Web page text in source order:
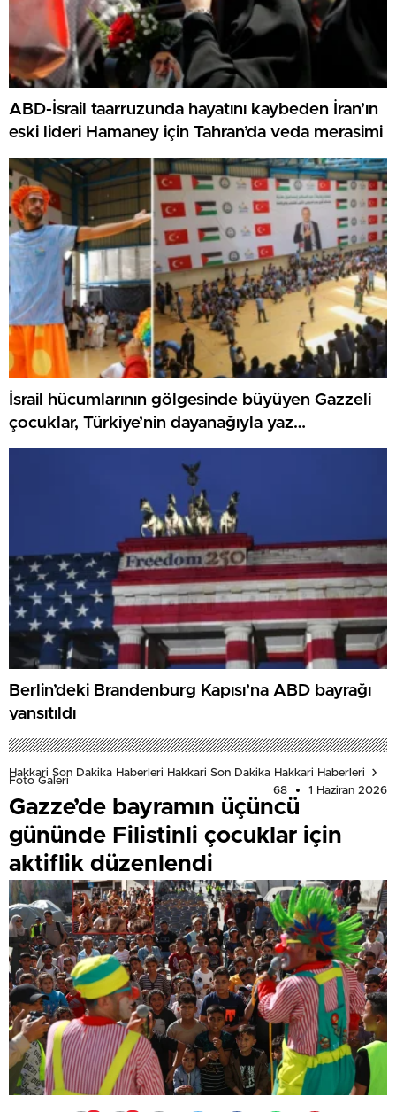
ABD-İsrail taarruzunda hayatını kaybeden İran’ın
eski lideri Hamaney için Tahran’da veda merasimi
İsrail hücumlarının gölgesinde büyüyen Gazzeli
çocuklar, Türkiye’nin dayanağıyla yaz
kamplarında umut buluyor
Berlin’deki Brandenburg Kapısı’na ABD bayrağı
yansıtıldı
Hakkari Son Dakika Haberleri Hakkari Son Dakika Hakkari Haberleri
Foto Galeri
68
1 Haziran 2026
Gazze’de bayramın üçüncü
gününde Filistinli çocuklar için
aktiflik düzenlendi